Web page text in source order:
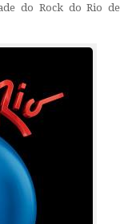
do Rock do Rio de